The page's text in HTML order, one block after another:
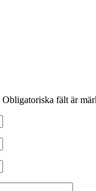
Obligatoriska fält är